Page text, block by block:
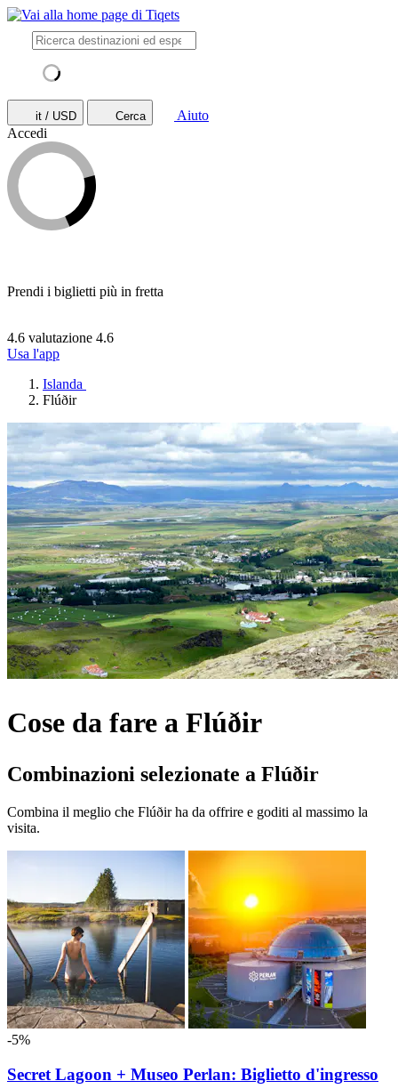
it / USD Cerca
Aiuto
Accedi
Prendi i biglietti più in fretta
4.6 valutazione 4.6
Usa l'app
Islanda
Flúðir
Cose da fare a Flúðir
Combinazioni selezionate a Flúðir
Combina il meglio che Flúðir ha da offrire e goditi al massimo la
visita.
-5%
Secret Lagoon + Museo Perlan: Biglietto d'ingresso